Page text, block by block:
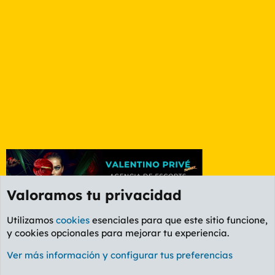
Foro General
Cookies
PL OLDSTYLE AMARILLO
Valoramos tu privacidad
Utilizamos cookies esenciales para que este sitio funcione,
y cookies opcionales para mejorar tu experiencia.
Ver más información y configurar tus preferencias